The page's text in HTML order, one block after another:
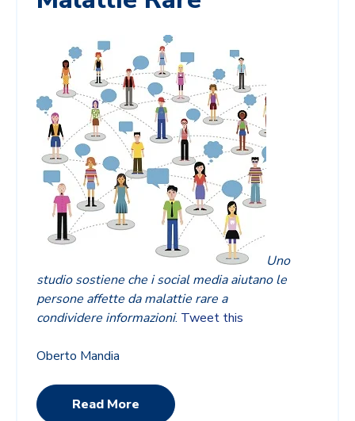
Uno
studio sostiene che i social media aiutano le
persone affette da malattie rare a
condividere informazioni. Tweet this
Oberto Mandia
Read More